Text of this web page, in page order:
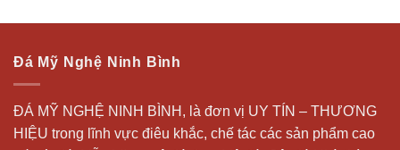
Đá Mỹ Nghệ Ninh Bình
ĐÁ MỸ NGHỆ NINH BÌNH, là đơn vị UY TÍN – THƯƠNG
HIỆU trong lĩnh vực điêu khắc, chế tác các sản phẩm cao